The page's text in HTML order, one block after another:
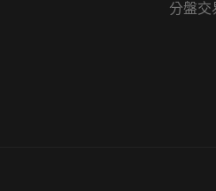
分盤交